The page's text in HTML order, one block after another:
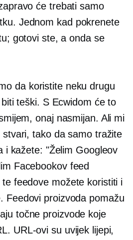
će trebati samo
Jednom kad pokrenete
gotovi ste, a onda se
da koristite neku drugu
teški. S Ecwidom će to
onaj nasmijan. Ali mi
tako da samo tražite
i kažete: "Želim Googleov
Facebookov feed
feedove možete koristiti i
Feedovi proizvoda pomažu
točne proizvode koje
URL-ovi su uvijek lijepi,